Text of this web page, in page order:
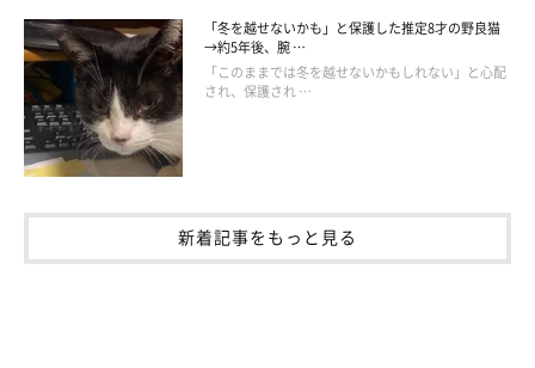
「冬を越せないかも」と保護した推定8才の野良猫
→約5年後、腕 …
「このままでは冬を越せないかもしれない」と心配
され、保護され …
新着記事をもっと見る